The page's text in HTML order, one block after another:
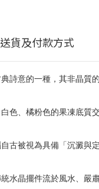
送貨及付款方式
詩意的一種，其非晶質
色、橘粉色的果凍底質
古被視為具備「沉澱與
水晶擺件流於風水、